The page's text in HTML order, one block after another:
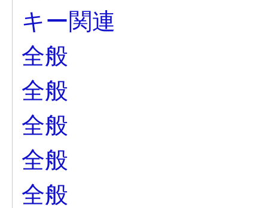
キー関連
全般
全般
全般
全般
全般